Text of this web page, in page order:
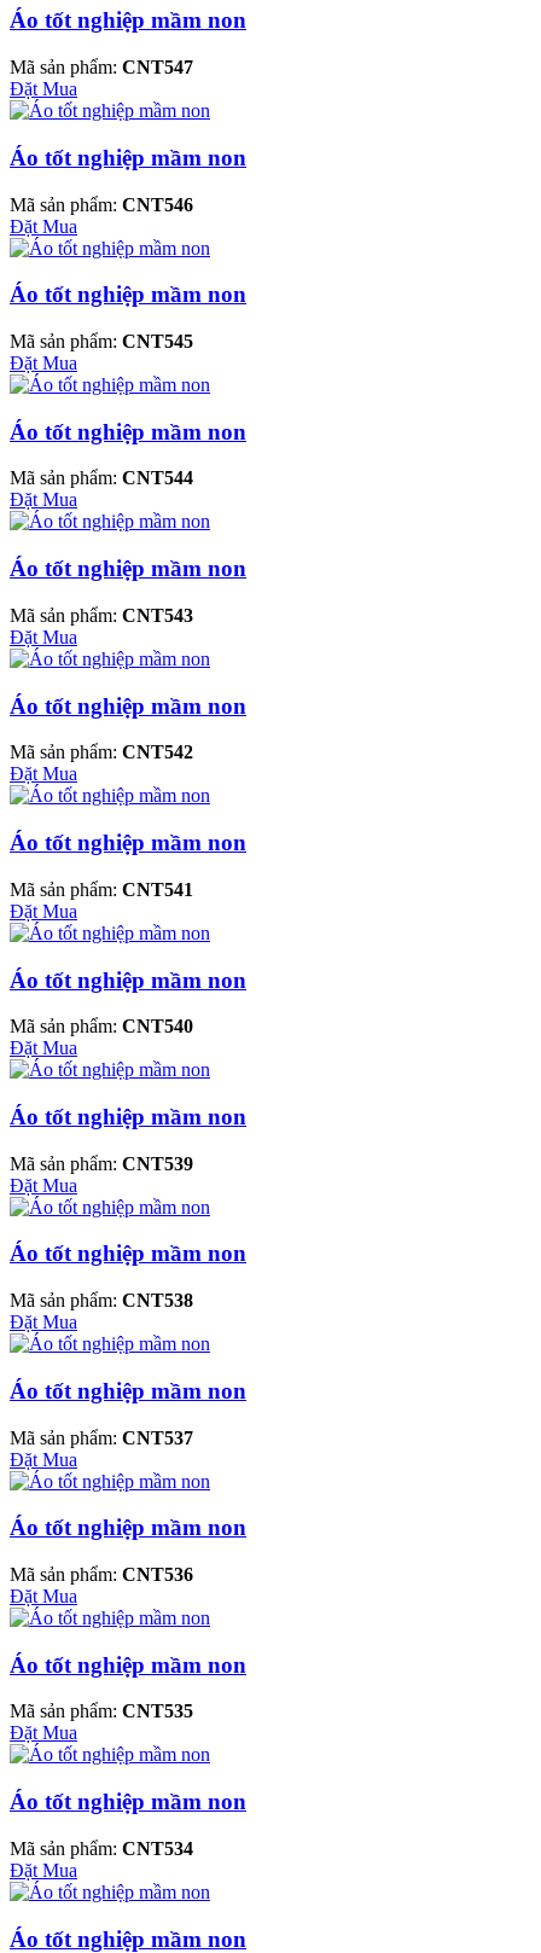
Áo tốt nghiệp mầm non
Mã sản phẩm: CNT547
Đặt Mua
Áo tốt nghiệp mầm non
Mã sản phẩm: CNT546
Đặt Mua
Áo tốt nghiệp mầm non
Mã sản phẩm: CNT545
Đặt Mua
Áo tốt nghiệp mầm non
Mã sản phẩm: CNT544
Đặt Mua
Áo tốt nghiệp mầm non
Mã sản phẩm: CNT543
Đặt Mua
Áo tốt nghiệp mầm non
Mã sản phẩm: CNT542
Đặt Mua
Áo tốt nghiệp mầm non
Mã sản phẩm: CNT541
Đặt Mua
Áo tốt nghiệp mầm non
Mã sản phẩm: CNT540
Đặt Mua
Áo tốt nghiệp mầm non
Mã sản phẩm: CNT539
Đặt Mua
Áo tốt nghiệp mầm non
Mã sản phẩm: CNT538
Đặt Mua
Áo tốt nghiệp mầm non
Mã sản phẩm: CNT537
Đặt Mua
Áo tốt nghiệp mầm non
Mã sản phẩm: CNT536
Đặt Mua
Áo tốt nghiệp mầm non
Mã sản phẩm: CNT535
Đặt Mua
Áo tốt nghiệp mầm non
Mã sản phẩm: CNT534
Đặt Mua
Áo tốt nghiệp mầm non